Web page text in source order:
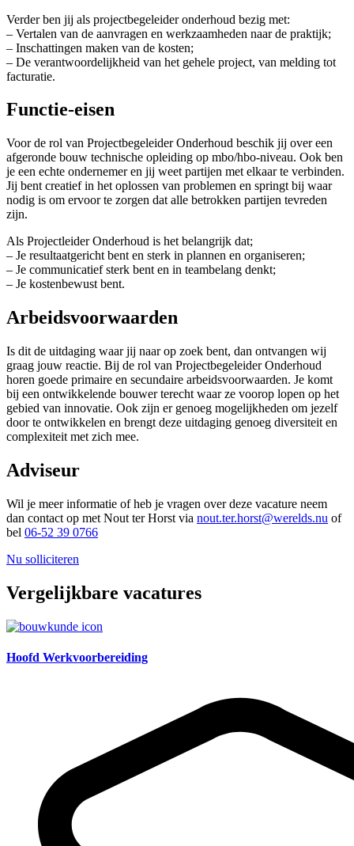
Verder ben jij als projectbegeleider onderhoud bezig met:
– Vertalen van de aanvragen en werkzaamheden naar de praktijk;
– Inschattingen maken van de kosten;
– De verantwoordelijkheid van het gehele project, van melding tot
facturatie.
Functie-eisen
Voor de rol van Projectbegeleider Onderhoud beschik jij over een
afgeronde bouw technische opleiding op mbo/hbo-niveau. Ook ben
je een echte ondernemer en jij weet partijen met elkaar te verbinden.
Jij bent creatief in het oplossen van problemen en springt bij waar
nodig is om ervoor te zorgen dat alle betrokken partijen tevreden
zijn.
Als Projectleider Onderhoud is het belangrijk dat;
– Je resultaatgericht bent en sterk in plannen en organiseren;
– Je communicatief sterk bent en in teambelang denkt;
– Je kostenbewust bent.
Arbeidsvoorwaarden
Is dit de uitdaging waar jij naar op zoek bent, dan ontvangen wij
graag jouw reactie. Bij de rol van Projectbegeleider Onderhoud
horen goede primaire en secundaire arbeidsvoorwaarden. Je komt
bij een ontwikkelende bouwer terecht waar ze voorop lopen op het
gebied van innovatie. Ook zijn er genoeg mogelijkheden om jezelf
door te ontwikkelen en brengt deze uitdaging genoeg diversiteit en
complexiteit met zich mee.
Adviseur
Wil je meer informatie of heb je vragen over deze vacature neem
dan contact op met Nout ter Horst via nout.ter.horst@werelds.nu of
bel 06-52 39 0766
Nu solliciteren
Vergelijkbare vacatures
Hoofd Werkvoorbereiding